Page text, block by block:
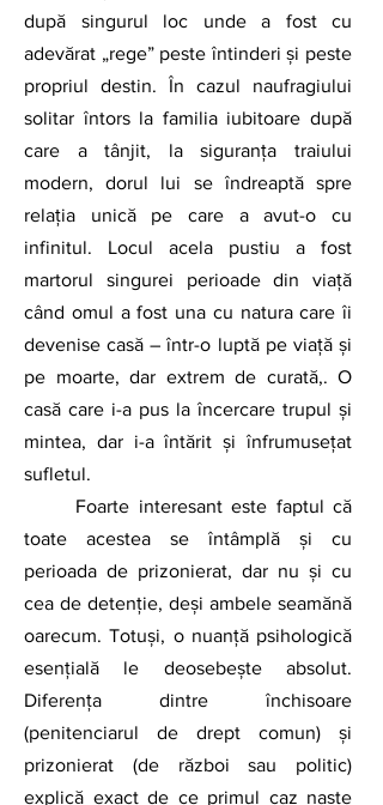
după singurul loc unde a fost cu
adevărat „rege” peste întinderi și peste
propriul destin. În cazul naufragiului
solitar întors la familia iubitoare după
care a tânjit, la siguranța traiului
modern, dorul lui se îndreaptă spre
relația unică pe care a avut-o cu
infinitul. Locul acela pustiu a fost
martorul singurei perioade din viață
când omul a fost una cu natura care îi
devenise casă – într-o luptă pe viață și
pe moarte, dar extrem de curată,. O
casă care i-a pus la încercare trupul şi
mintea, dar i-a întărit și înfrumusețat
sufletul.
toate acestea se întâmplă şi cu
perioada de prizonierat, dar nu şi cu
cea de detenţie, deşi ambele seamănă
oarecum. Totuşi, o nuanță psihologică
esențială le deosebeşte absolut.
Diferența dintre închisoare
(penitenciarul de drept comun) și
prizonierat (de război sau politic)
explică exact de ce primul caz naște